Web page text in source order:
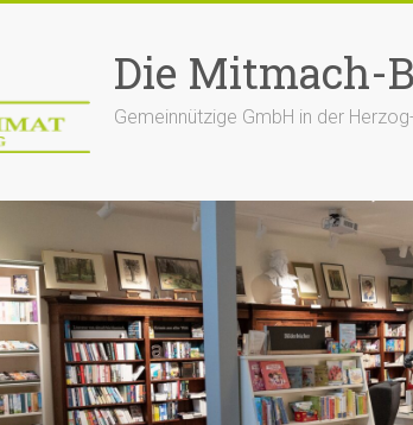
Die Mitmach-
Gemeinnützige GmbH in der